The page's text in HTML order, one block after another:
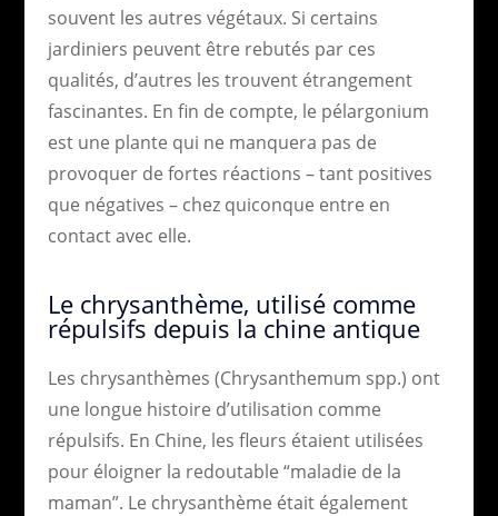
souvent les autres végétaux. Si certains
jardiniers peuvent être rebutés par ces
qualités, d’autres les trouvent étrangement
fascinantes. En fin de compte, le pélargonium
est une plante qui ne manquera pas de
provoquer de fortes réactions – tant positives
que négatives – chez quiconque entre en
contact avec elle.
Le chrysanthème, utilisé comme
répulsifs depuis la chine antique
Les chrysanthèmes (Chrysanthemum spp.) ont
une longue histoire d’utilisation comme
répulsifs. En Chine, les fleurs étaient utilisées
pour éloigner la redoutable “maladie de la
maman”. Le chrysanthème était également